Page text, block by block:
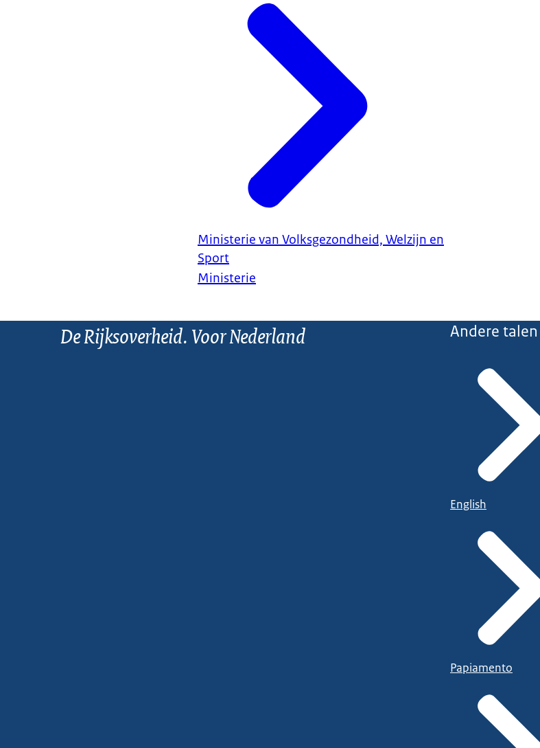
Ministerie van Volksgezondheid, Welzijn en
Sport
Ministerie
De Rijksoverheid. Voor Nederland Andere talen
English
Papiamento